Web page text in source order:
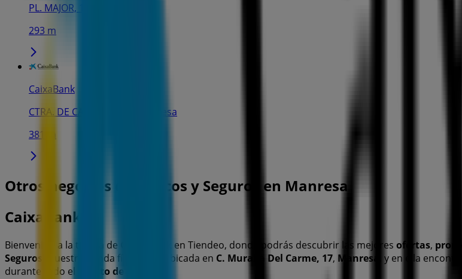
PL. MAJOR, 17, Manresa
293 m
CaixaBank
CTRA. DE CARDONA, 75, Manresa
381 m
Otros negocios de Bancos y Seguros en Manresa
CaixaBank
Bienvenido a la tienda de en Tiendeo, donde podrás descubrir las mejores ofertas,
Seguros
. Nuestra tienda física está ubicada en C. Muralla Del Carme, 17, Manresa
, y en ella
durante todo el
agosto de 2026